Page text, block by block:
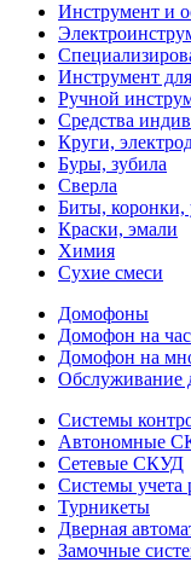
Инструмент и
Инструмент
Ручной
Средства
Круги,
Буры, зубила
Сверла
Биты, коронки,
Краски, эмали
Химия
Сухие смеси
Домофоны
Домофон на
Домофон на
Обслуживание
Системы
Автономные
Сетевые СКУД
Системы учета
Турникеты
Дверная
Замочные